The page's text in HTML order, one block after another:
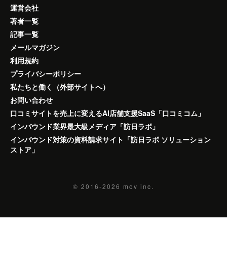
運営会社
著者一覧
記事一覧
メールマガジン
利用規約
プライバシーポリシー
私たちと働く（外部サイトへ）
お問い合わせ
口コミサイトを売上に変えるAI店舗支援SaaS「口コミコム」
インバウンド業界最大級メディア「訪日ラボ」
インバウンド対策の資料請求サイト「訪日ラボ ソリューション
ストア」
© 2016-2026 mov inc.